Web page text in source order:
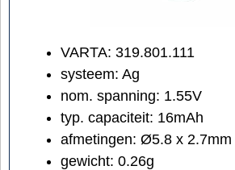
VARTA: 319.801.111
systeem: Ag
nom. spanning: 1.55V
typ. capaciteit: 16mAh
afmetingen: Ø5.8 x 2.7mm
gewicht: 0.26g